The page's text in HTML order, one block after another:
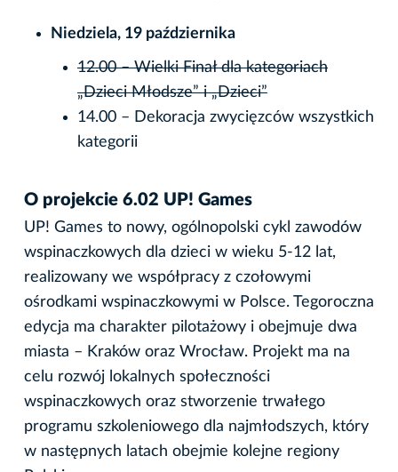
Niedziela, 19 października
12.00 – Wielki Finał dla kategoriach
„Dzieci Młodsze” i „Dzieci”
14.00 – Dekoracja zwycięzców wszystkich
kategorii
O projekcie 6.02 UP! Games
UP! Games to nowy, ogólnopolski cykl zawodów
wspinaczkowych dla dzieci w wieku 5-12 lat,
realizowany we współpracy z czołowymi
ośrodkami wspinaczkowymi w Polsce. Tegoroczna
edycja ma charakter pilotażowy i obejmuje dwa
miasta – Kraków oraz Wrocław. Projekt ma na
celu rozwój lokalnych społeczności
wspinaczkowych oraz stworzenie trwałego
programu szkoleniowego dla najmłodszych, który
w następnych latach obejmie kolejne regiony